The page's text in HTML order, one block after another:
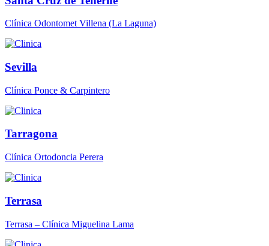
Clínica Odontomet Villena (La Laguna)
Sevilla
Clínica Ponce & Carpintero
Tarragona
Clínica Ortodoncia Perera
Terrasa
Terrasa – Clínica Miguelina Lama